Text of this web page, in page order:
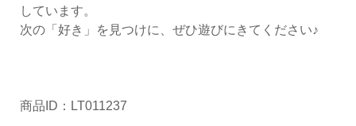
しています。
次の「好き」を見つけに、ぜひ遊びにきてください♪
商品ID：LT011237